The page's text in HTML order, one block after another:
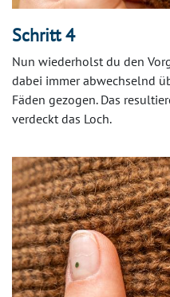
Schritt 4
Nun wiederholst du den
dabei immer abwechselnd
Fäden gezogen. Das
verdeckt das Loch.